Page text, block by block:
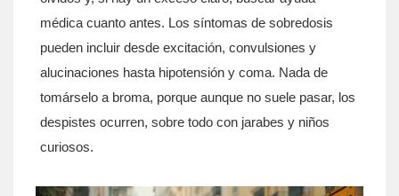
médica cuanto antes. Los síntomas de sobredosis
pueden incluir desde excitación, convulsiones y
alucinaciones hasta hipotensión y coma. Nada de
tomárselo a broma, porque aunque no suele pasar, los
despistes ocurren, sobre todo con jarabes y niños
curiosos.